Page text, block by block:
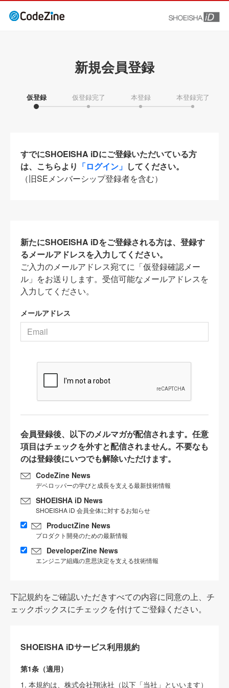
新規会員登録
仮登録 仮登録完了 本登録 本登録完了
すでにSHOEISHA iDにご登録いただいている方
は、こちらより 「ログイン」 してください。
（旧SEメンバーシップ登録者を含む）
新たにSHOEISHA iDをご登録される方は、登録す
るメールアドレスを入力してください。
ご入力のメールアドレス宛てに「仮登録確認メー
ル」をお送りします。受信可能なメールアドレスを
入力してください。
メールアドレス
会員登録後、以下のメルマガが配信されます。任意
項目はチェックを外すと配信されません。不要なも
のは登録後にいつでも解除いただけます。
CodeZine News
デベロッパーの学びと成長を支える最新技術情報
SHOEISHA iD News
SHOEISHA iD 会員全体に対するお知らせ
ProductZine News
プロダクト開発のための最新情報
DeveloperZine News
エンジニア組織の意思決定を支える技術情報
下記規約をご確認いただきすべての内容に同意の上、チ
ェックボックスにチェックを付けてご登録ください。
SHOEISHA iDサービス利用規約
第1条（適用）
1. 本規約は、株式会社翔泳社（以下「当社」といいます）